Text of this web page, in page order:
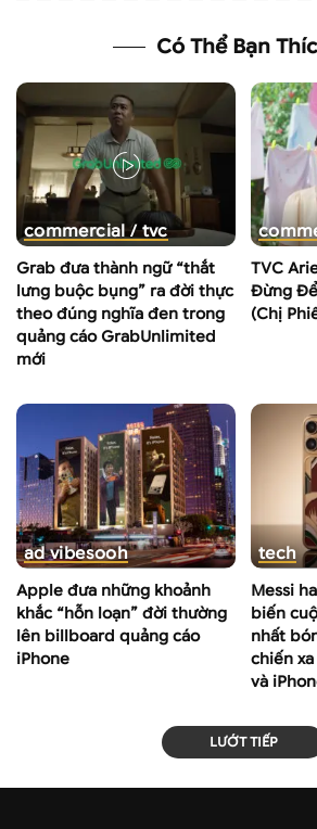
Có Thể Bạn
commercial / tvc
Grab đưa thành ngữ “thắt
lưng buộc bụng” ra đời thực
theo đúng nghĩa đen trong
quảng cáo GrabUnlimited
mới
TVC
Đừng
(Chị
ad vibesooh
Apple đưa những khoảnh
khắc “hỗn loạn” đời thường
lên billboard quảng cáo
iPhone
tech
Messi
biến
nhất
chiến
và
LƯỚT TIẾP